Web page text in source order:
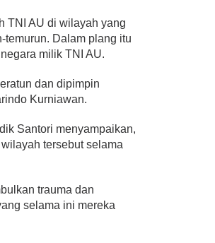
TNI AU di wilayah yang
temurun. Dalam plang itu
milik TNI AU.
dan dipimpin
Kurniawan.
Santori menyampaikan,
tersebut selama
trauma dan
selama ini mereka